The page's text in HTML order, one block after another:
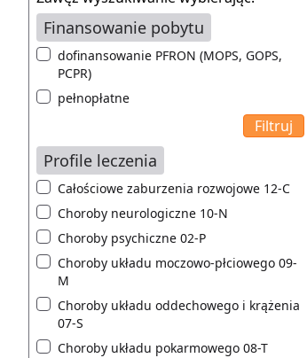
Finansowanie pobytu
dofinansowanie PFRON (MOPS, GOPS,
PCPR)
pełnopłatne
Profile leczenia
Całościowe zaburzenia rozwojowe 12-C
Choroby neurologiczne 10-N
Choroby psychiczne 02-P
Choroby układu moczowo-płciowego 09-
M
Choroby układu oddechowego i krążenia
07-S
Choroby układu pokarmowego 08-T